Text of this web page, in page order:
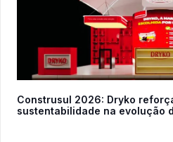
Construsul 2026: Dryko
sustentabilidade na evolução